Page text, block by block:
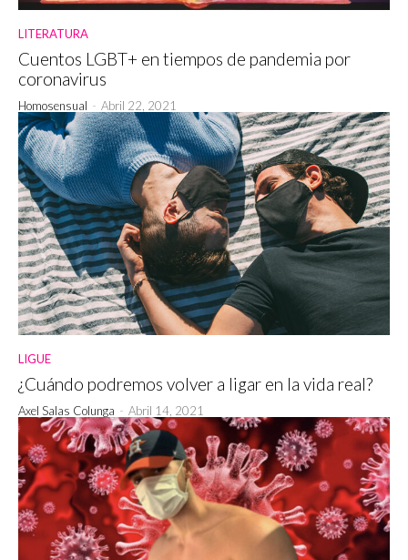
LITERATURA
Cuentos LGBT+ en tiempos de pandemia por
coronavirus
Homosensual - Abril 22, 2021
LIGUE
¿Cuándo podremos volver a ligar en la vida real?
Axel Salas Colunga - Abril 14, 2021